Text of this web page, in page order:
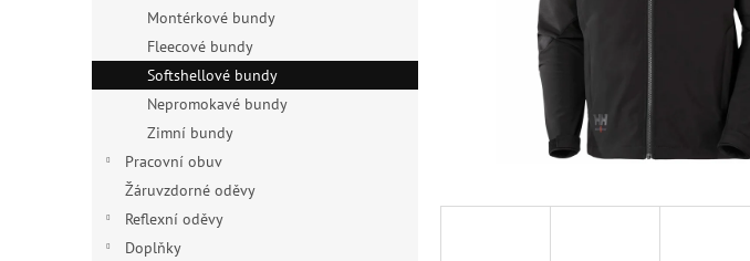
l
Montérkové bundy
Fleecové bundy
Softshellové bundy
Nepromokavé bundy
Zimní bundy
Pracovní obuv
Žáruvzdorné oděvy
Reflexní oděvy
Doplňky